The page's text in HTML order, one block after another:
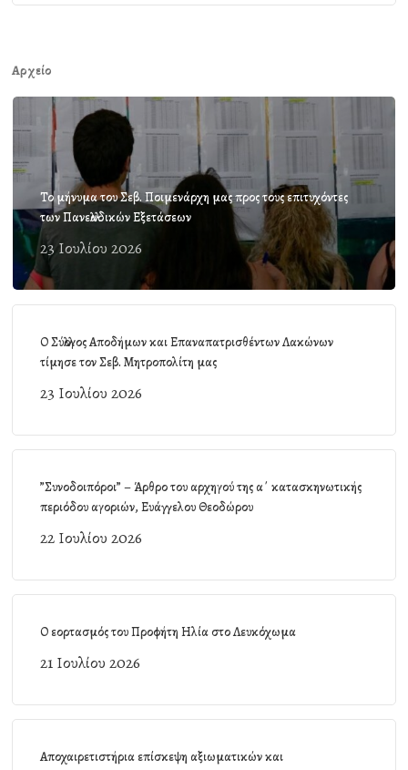
Αρχείο
Το μήνυμα του Σεβ. Ποιμενάρχη μας προς τους επιτυχόντες
των Πανελλαδικών Εξετάσεων
23 Ιουλίου 2026
Ο Σύλλογος Αποδήμων και Επαναπατρισθέντων Λακώνων
τίμησε τον Σεβ. Μητροπολίτη μας
23 Ιουλίου 2026
”Συνοδοιπόροι” – Άρθρο του αρχηγού της α΄ κατασκηνωτικής
περιόδου αγοριών, Ευάγγελου Θεοδώρου
22 Ιουλίου 2026
Ο εορτασμός του Προφήτη Ηλία στο Λευκόχωμα
21 Ιουλίου 2026
Αποχαιρετιστήρια επίσκεψη αξιωματικών και